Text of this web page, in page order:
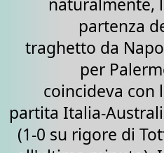
partenza
traghetto da
per
coincideva con
partita Italia-
(1-0 su rigore di